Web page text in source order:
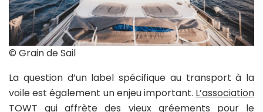
© Grain de Sail
La question d’un label spécifique au transport à la
voile est également un enjeu important. L’association
TOWT qui affrète des vieux gréements pour le